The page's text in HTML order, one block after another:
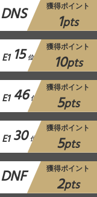
DNS 獲得ポイント
1pts
E1 15 位
獲得ポイント
10pts
E1 46 位
獲得ポイント
5pts
E1 30 位
獲得ポイント
5pts
DNF 獲得ポイント
2pts